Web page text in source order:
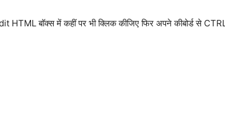
बॉक्स में कहीं पर भी क्लिक कीजिए फिर अपने कीबोर्ड से